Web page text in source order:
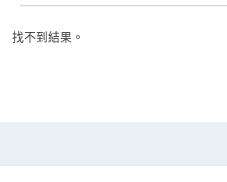
找不到結果。